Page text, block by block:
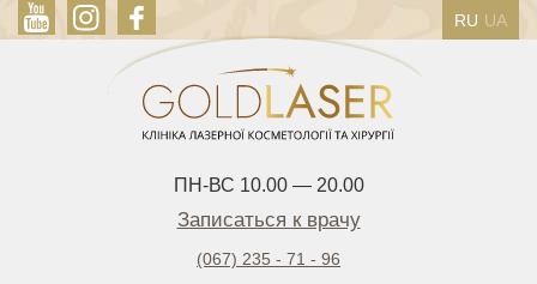
RU UA
ПН-ВС 10.00 — 20.00
Записаться к врачу
(067) 235 - 71 - 96